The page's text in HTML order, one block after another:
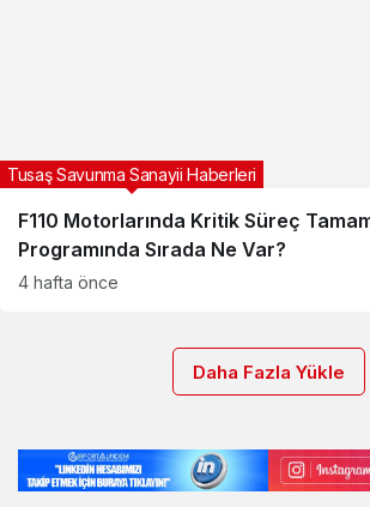
F110 Motorlarında Kritik Süreç
Programında Sırada Ne Var?
Tusaş Savunma Sanayii Haberleri
4 hafta önce
Daha Fazla Yükle